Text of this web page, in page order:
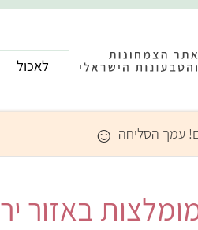
לאכול
עמך הסליחה ☺
באזור